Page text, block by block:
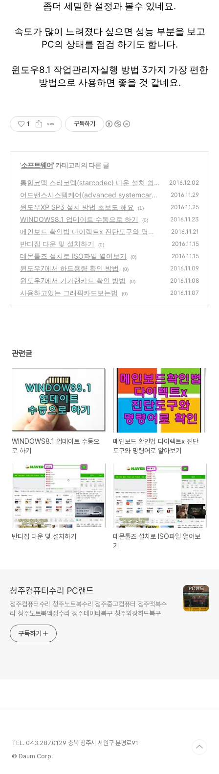
좀더 세밀한 설정과 볼수 있네요.
속도가 많이 느려졌다 싶으면 성능 부분을 보고
PC의 상태를 점검 하기도 합니다.
윈도우8.1 작업관리자실행 방법 3가지 가장 편한
방법으로 사용하면 좋을 것 같네요.
1 구독하기
'소프트웨어' 카테고리의 다른 글
통합코덱 스타코덱(starcodec) 다운 설치 쉽
네요
(1)
2016.12.02
어드밴스시스템케어(advanced systemcare)
설치부터 사용법
(1)
2016.11.29
윈도우XP SP3 설치 방법 초보도 해요 (1) 2016.11.25
WINDOWS8.1 업데이트 수동으로 하기 (0) 2016.11.23
메인보드 확인법 다이렉트x 진단도구와 명령
어로 알아보기
(0)
2016.11.21
반디집 다운 및 설치하기 (0) 2016.11.15
데몬툴즈 설치로 ISO파일 열어보기 (0) 2016.11.15
윈도우7에서 하드용량 확인 방법 (0) 2016.11.09
윈도우7에서 기가랜카드 확인 방법 (0) 2016.11.08
사용하고있는 그래픽카드보는법 (0) 2016.11.07
관련글
WINDOWS8.1 업데이트 수동으
로 하기
메인보드 확인법 다이렉트x 진단
도구와 명령어로 알아보기
반디집 다운 및 설치하기
데몬툴즈 설치로 ISO파일 열어보
기
청주컴퓨터수리 PC랜드
청주컴퓨터수리 청주노트북수리 청주중고컴퓨터 청주맥북수
리 청주노트북액정수리 청주데이타복구 청주외장하드복구
구독하기
TEL. 043.287.0129 충북 청주시 서원구 분평로91
© Daum Corp.